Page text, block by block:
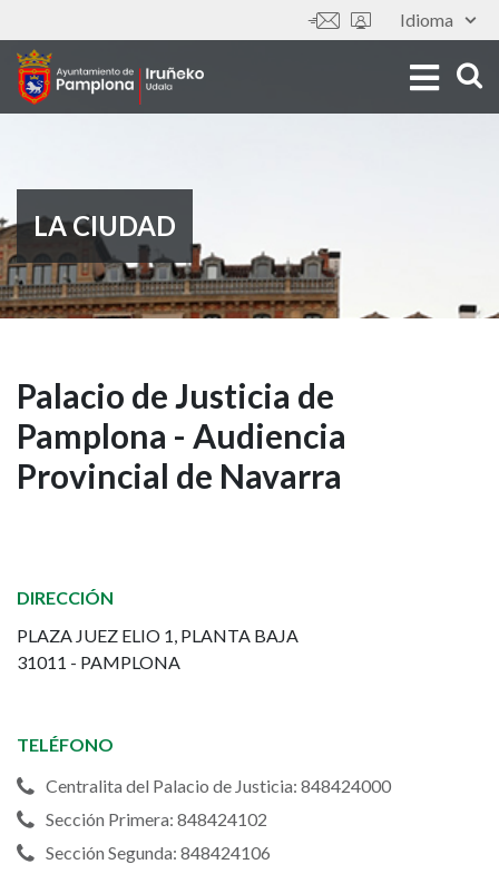
al
contenido
principal
Idioma
Tools
LA CIUDAD
Palacio
de
Justicia
Pamplona
-
Audiencia
Provincial
de
Navarra
Palacio de Justicia de
Pamplona - Audiencia
Provincial de Navarra
DIRECCIÓN
PLAZA JUEZ ELIO 1, PLANTA BAJA
31011 - PAMPLONA
TELÉFONO
Centralita del Palacio de Justicia: 848424000
Sección Primera: 848424102
Sección Segunda: 848424106